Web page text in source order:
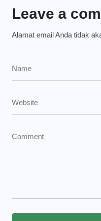
Leave a
Alamat email Anda tidak